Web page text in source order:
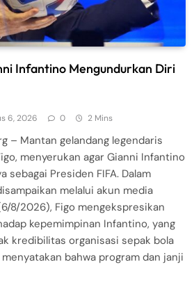
Infantino Mengundurkan Diri
6, 2026 0 2 Mins
– Mantan gelandang legendaris
menyerukan agar Gianni Infantino
sebagai Presiden FIFA. Dalam
melalui akun media
8/2026), Figo mengekspresikan
kepemimpinan Infantino, yang
kredibilitas organisasi sepak bola
bahwa program dan janji